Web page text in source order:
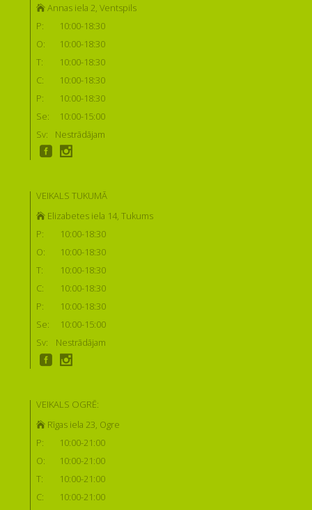
Annas iela 2, Ventspils
P:
10:00-18:30
O:
10:00-18:30
T:
10:00-18:30
C:
10:00-18:30
P:
10:00-18:30
Se:
10:00-15:00
Sv:
Nestrādājam
VEIKALS TUKUMĀ
Elizabetes iela 14, Tukums
P:
10:00-18:30
O:
10:00-18:30
T:
10:00-18:30
C:
10:00-18:30
P:
10:00-18:30
Se:
10:00-15:00
Sv:
Nestrādājam
VEIKALS OGRĒ:
Rīgas iela 23, Ogre
P:
10:00-21:00
O:
10:00-21:00
T:
10:00-21:00
C:
10:00-21:00